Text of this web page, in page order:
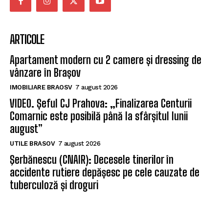
ARTICOLE
Apartament modern cu 2 camere și dressing de
vânzare în Brașov
IMOBILIARE BRAOSV 7 august 2026
VIDEO. Șeful CJ Prahova: „Finalizarea Centurii
Comarnic este posibilă până la sfârșitul lunii
august”
UTILE BRASOV 7 august 2026
Şerbănescu (CNAIR): Decesele tinerilor în
accidente rutiere depășesc pe cele cauzate de
tuberculoză și droguri